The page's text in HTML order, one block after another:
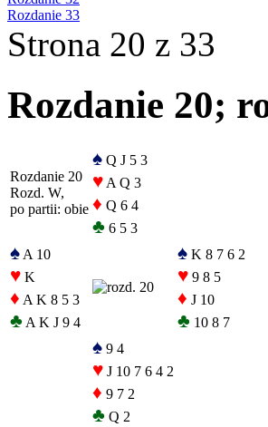
Rozdanie 33
Strona 20 z 33
Rozdanie 20;
Rozdanie 20
Rozd. W,
po partii: obie
♠ Q J 5 3
♥ A Q 3
♦ Q 6 4
♣ 6 5 3
♠ A 10
♥ K
♦ A K 8 5 3
♣ A K J 9 4
♠ K 8 7 6 2
♥ 9 8 5
♦ J 10
♣ 10 8 7
♠ 9 4
♥ J 10 7 6 4 2
♦ 9 7 2
♣ Q 2